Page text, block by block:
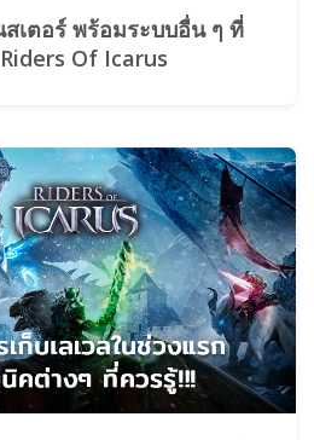
เตอร์ พร้อมระบบอื่น ๆ ที่
Of Icarus